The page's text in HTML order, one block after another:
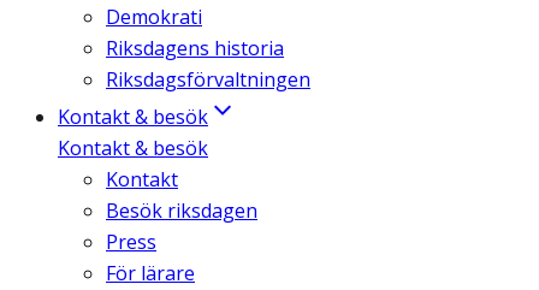
Demokrati
Riksdagens historia
Riksdagsförvaltningen
Kontakt & besök
Kontakt & besök
Kontakt
Besök riksdagen
Press
För lärare